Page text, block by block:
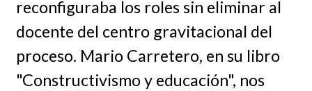
reconfiguraba los roles sin eliminar al
docente del centro gravitacional del
proceso. Mario Carretero, en su libro
"Constructivismo y educación", nos